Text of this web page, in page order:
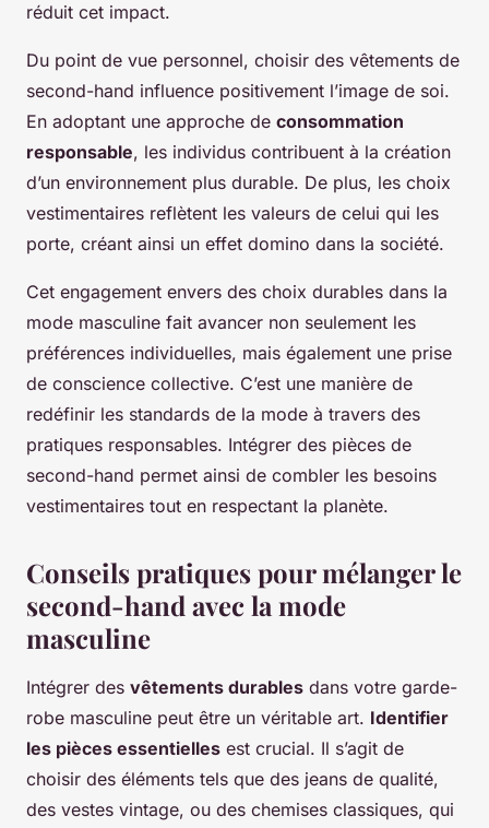
réduit cet impact.
Du point de vue personnel, choisir des vêtements de
second-hand influence positivement l’image de soi.
En adoptant une approche de consommation
responsable, les individus contribuent à la création
d’un environnement plus durable. De plus, les choix
vestimentaires reflètent les valeurs de celui qui les
porte, créant ainsi un effet domino dans la société.
Cet engagement envers des choix durables dans la
mode masculine fait avancer non seulement les
préférences individuelles, mais également une prise
de conscience collective. C’est une manière de
redéfinir les standards de la mode à travers des
pratiques responsables. Intégrer des pièces de
second-hand permet ainsi de combler les besoins
vestimentaires tout en respectant la planète.
Conseils pratiques pour mélanger le
second-hand avec la mode
masculine
Intégrer des vêtements durables dans votre garde-
robe masculine peut être un véritable art. Identifier
les pièces essentielles est crucial. Il s’agit de
choisir des éléments tels que des jeans de qualité,
des vestes vintage, ou des chemises classiques, qui